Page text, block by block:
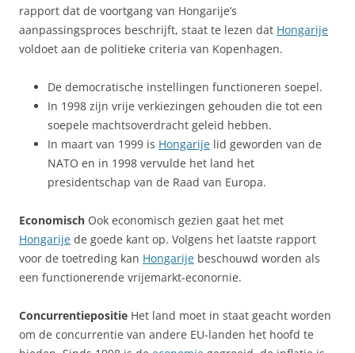
rapport dat de voortgang van Hongarije’s
aanpassingsproces beschrijft, staat te lezen dat Hongarije
voldoet aan de politieke criteria van Kopenhagen.
De democratische instellingen functioneren soepel.
In 1998 zijn vrije verkiezingen gehouden die tot een
soepele machtsoverdracht geleid hebben.
In maart van 1999 is Hongarije lid geworden van de
NATO en in 1998 vervulde het land het
presidentschap van de Raad van Europa.
Economisch Ook economisch gezien gaat het met
Hongarije de goede kant op. Volgens het laatste rapport
voor de toetreding kan Hongarije beschouwd worden als
een functionerende vrijemarkt-econornie.
Concurrentiepositie Het land moet in staat geacht worden
om de concurrentie van andere EU-landen het hoofd te